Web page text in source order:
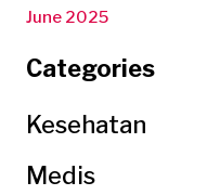
June 2025
Categories
Kesehatan
Medis